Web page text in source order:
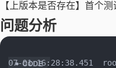
【上版本是否存在】首个
问题分析
07-01 16:28:38.451  root